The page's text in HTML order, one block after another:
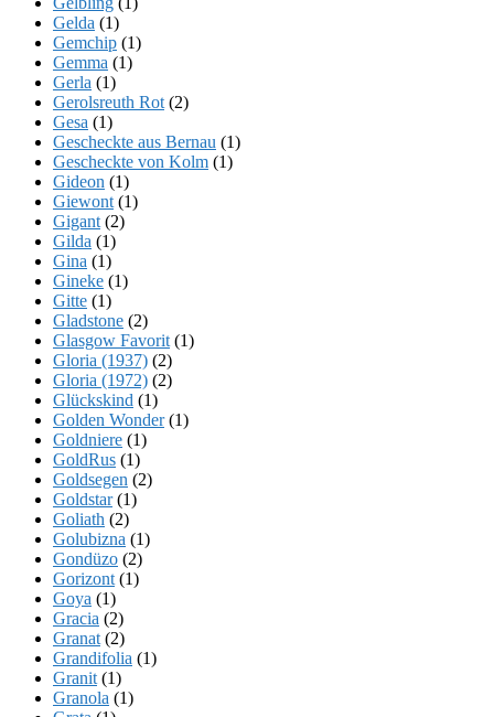
Gelda (1)
Gemchip (1)
Gemma (1)
Gerla (1)
Gerolsreuth Rot (2)
Gesa (1)
Gescheckte aus Bernau (1)
Gescheckte von Kolm (1)
Gideon (1)
Giewont (1)
Gigant (2)
Gilda (1)
Gina (1)
Gineke (1)
Gitte (1)
Gladstone (2)
Glasgow Favorit (1)
Gloria (1937) (2)
Gloria (1972) (2)
Glückskind (1)
Golden Wonder(1)
Goldniere (1)
GoldRus (1)
Goldsegen (2)
Goldstar(1)
Goliath (2)
Golubizna (1)
Gondüzo (2)
Gorizont (1)
Goya (1)
Gracia (2)
Granat (2)
Grandifolia (1)
Granit (1)
Granola (1)